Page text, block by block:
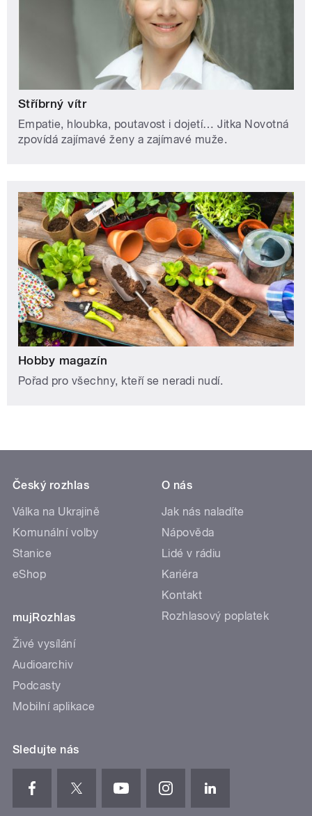
Stříbrný vítr
Empatie, hloubka, poutavost i dojetí… Jitka Novotná
zpovídá zajímavé ženy a zajímavé muže.
Hobby magazín
Pořad pro všechny, kteří se neradi nudí.
Český rozhlas
Válka na Ukrajině
Komunální volby
Stanice
eShop
mujRozhlas
Živé vysílání
Audioarchiv
Podcasty
Mobilní aplikace
O nás
Jak nás naladíte
Nápověda
Lidé v rádiu
Kariéra
Kontakt
Rozhlasový poplatek
Sledujte nás